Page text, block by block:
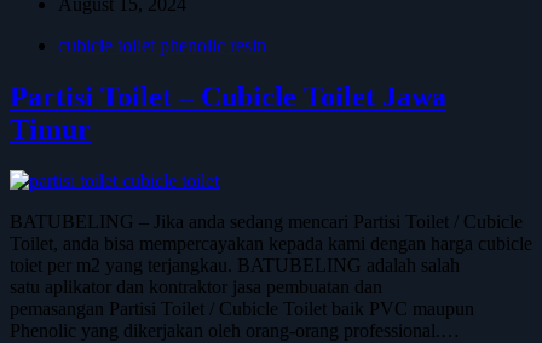
August 15, 2024
cubicle toilet phenolic resin
Partisi Toilet – Cubicle Toilet Jawa
Timur
BATUBELING – Jika anda sedang mencari Partisi Toilet / Cubicle
Toilet, anda bisa mempercayakan kepada kami dengan harga cubicle
toiet per m2 yang terjangkau. BATUBELING adalah salah
satu aplikator dan kontraktor jasa pembuatan dan
pemasangan Partisi Toilet / Cubicle Toilet baik PVC maupun
Phenolic yang dikerjakan oleh orang-orang professional.…